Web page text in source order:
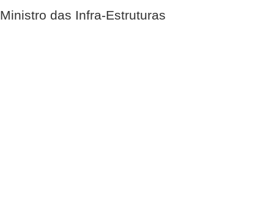
Ministro das Infra-Estruturas